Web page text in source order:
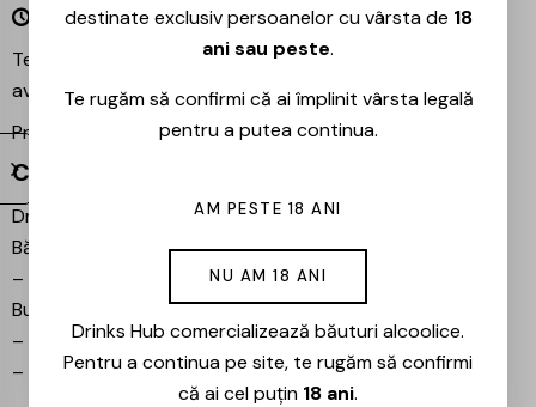
Sâmbătă – Duminică Închis
Te așteptăm și în magazinul nostru din București –
avem mereu reduceri speciale la băuturile preferate!
Proiecte partenere:Ezotera
Contact
Drinks Hub – Magazin de
Băuturi
–
Bulevardul Iuliu Maniu 7,
București 061102
–
info@drinkshub.ro
–
0725 860 799
destinate exclusiv persoanelor cu vârsta de 18
ani sau peste.
Te rugăm să confirmi că ai împlinit vârsta legală
pentru a putea continua.
AM PESTE 18 ANI
NU AM 18 ANI
Drinks Hub comercializează băuturi alcoolice.
Pentru a continua pe site, te rugăm să confirmi
că ai cel puțin 18 ani.